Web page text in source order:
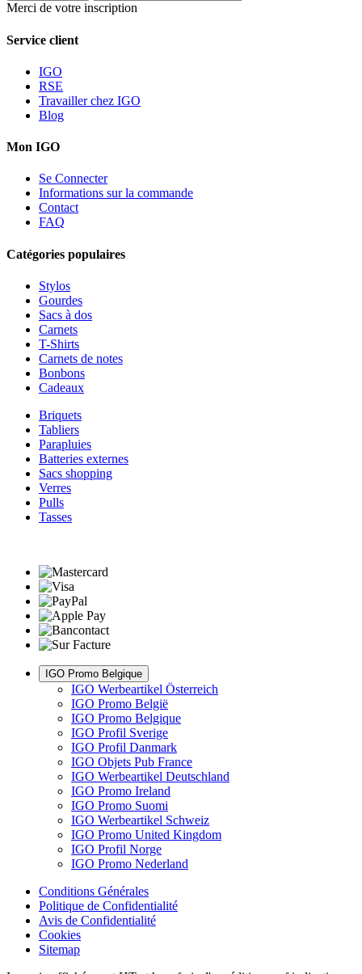
Merci de votre inscription
Service client
IGO
RSE
Travailler chez IGO
Blog
Mon IGO
Se Connecter
Informations sur la commande
Contact
FAQ
Catégories populaires
Stylos
Gourdes
Sacs à dos
Carnets
T-Shirts
Carnets de notes
Bonbons
Cadeaux
Briquets
Tabliers
Parapluies
Batteries externes
Sacs shopping
Verres
Pulls
Tasses
IGO Promo Belgique
IGO Werbeartikel Österreich
IGO Promo België
IGO Promo Belgique
IGO Profil Sverige
IGO Profil Danmark
IGO Objets Pub France
IGO Werbeartikel Deutschland
IGO Promo Ireland
IGO Promo Suomi
IGO Werbeartikel Schweiz
IGO Promo United Kingdom
IGO Profil Norge
IGO Promo Nederland
Conditions Générales
Politique de Confidentialité
Avis de Confidentialité
Cookies
Sitemap